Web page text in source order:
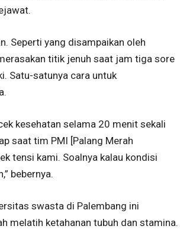
Seperti yang disampaikan oleh
titik jenuh saat jam tiga sore
Satu-satunya cara untuk
kesehatan selama 20 menit sekali
saat tim PMI [Palang Merah
tensi kami. Soalnya kalau kondisi
bebernya.
swasta di Palembang ini
melatih ketahanan tubuh dan stamina.